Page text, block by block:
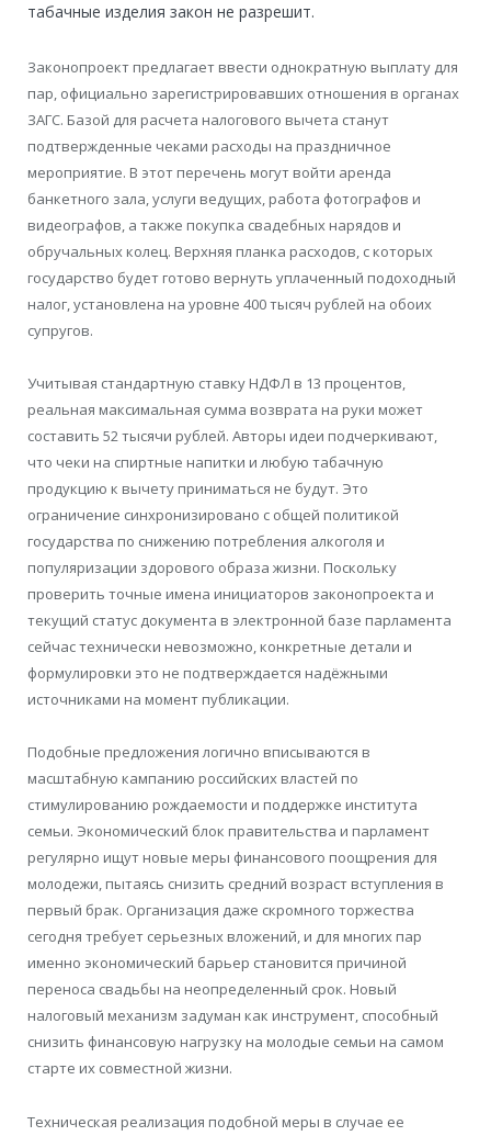
табачные изделия закон не разрешит.
Законопроект предлагает ввести однократную выплату для
пар, официально зарегистрировавших отношения в органах
ЗАГС. Базой для расчета налогового вычета станут
подтвержденные чеками расходы на праздничное
мероприятие. В этот перечень могут войти аренда
банкетного зала, услуги ведущих, работа фотографов и
видеографов, а также покупка свадебных нарядов и
обручальных колец. Верхняя планка расходов, с которых
государство будет готово вернуть уплаченный подоходный
налог, установлена на уровне 400 тысяч рублей на обоих
супругов.
Учитывая стандартную ставку НДФЛ в 13 процентов,
реальная максимальная сумма возврата на руки может
составить 52 тысячи рублей. Авторы идеи подчеркивают,
что чеки на спиртные напитки и любую табачную
продукцию к вычету приниматься не будут. Это
ограничение синхронизировано с общей политикой
государства по снижению потребления алкоголя и
популяризации здорового образа жизни. Поскольку
проверить точные имена инициаторов законопроекта и
текущий статус документа в электронной базе парламента
сейчас технически невозможно, конкретные детали и
формулировки это не подтверждается надёжными
источниками на момент публикации.
Подобные предложения логично вписываются в
масштабную кампанию российских властей по
стимулированию рождаемости и поддержке института
семьи. Экономический блок правительства и парламент
регулярно ищут новые меры финансового поощрения для
молодежи, пытаясь снизить средний возраст вступления в
первый брак. Организация даже скромного торжества
сегодня требует серьезных вложений, и для многих пар
именно экономический барьер становится причиной
переноса свадьбы на неопределенный срок. Новый
налоговый механизм задуман как инструмент, способный
снизить финансовую нагрузку на молодые семьи на самом
старте их совместной жизни.
Техническая реализация подобной меры в случае ее